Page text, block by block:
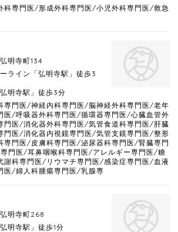
科専門医/形成外科専門医/小児外科専門医/救急
弘明寺町134
ライン「弘明寺駅」徒歩3
明寺駅」徒歩3分
専門医/神経内科専門医/脳神経外科専門医/老年
医/呼吸器外科専門医/循環器専門医/心臓血管外
門医/消化器外科専門医/気管食道科専門医/肝臓
門医/消化器内視鏡専門医/気管支鏡専門医/整形
専門医/皮膚科専門医/泌尿器科専門医/腎臓専門
門医/耳鼻咽喉科専門医/アレルギー専門医/糖
謝科専門医/リウマチ専門医/感染症専門医/血液
医/婦人科腫瘍専門医/乳腺専
弘明寺町268
明寺駅」徒歩1分